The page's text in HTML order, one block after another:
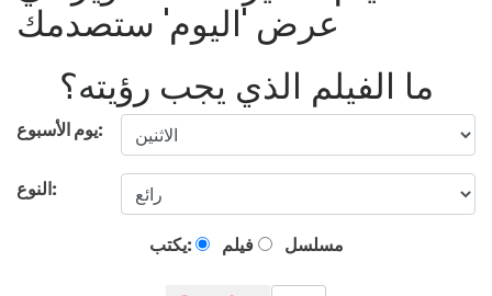
عرض 'اليوم' ستصدمك
ما الفيلم الذي يجب رؤيته؟
يوم الأسبوع:
النوع:
يكتب: فيلم مسلسل